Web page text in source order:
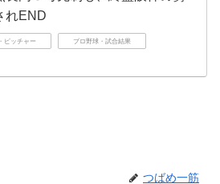
れEND
ピッチャー プロ野球・試合結果
つばめ一筋